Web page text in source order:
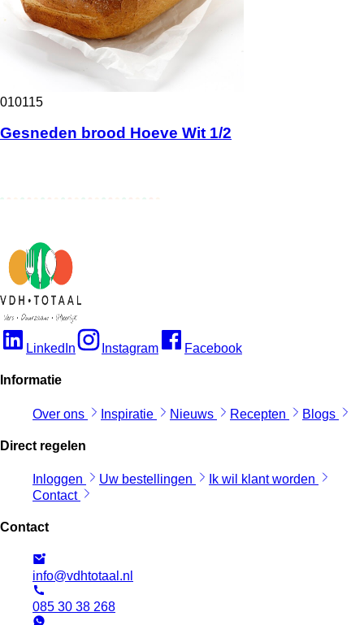
010115
Gesneden brood Hoeve Wit 1/2
LinkedIn Instagram Facebook
Informatie
Over ons Inspiratie Nieuws Recepten Blogs
Direct regelen
Inloggen Uw bestellingen
Ik wil klant worden
Contact
Contact
info@vdhtotaal.nl
085 30 38 268